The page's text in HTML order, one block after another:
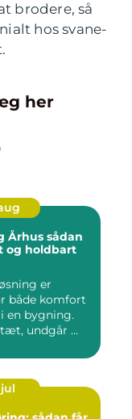
brodere, så
hos svane-
her
sådan
og holdbart
er
både komfort
en bygning.
undgår ...